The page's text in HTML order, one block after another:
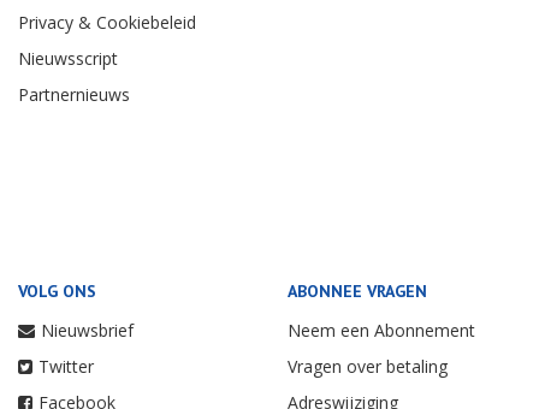
Privacy & Cookiebeleid
Nieuwsscript
Partnernieuws
VOLG ONS
Nieuwsbrief
Twitter
Facebook
ABONNEE VRAGEN
Neem een Abonnement
Vragen over betaling
Adreswijziging